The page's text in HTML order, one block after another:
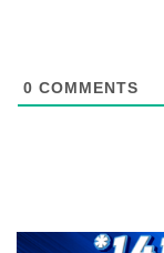
0 COMMENTS